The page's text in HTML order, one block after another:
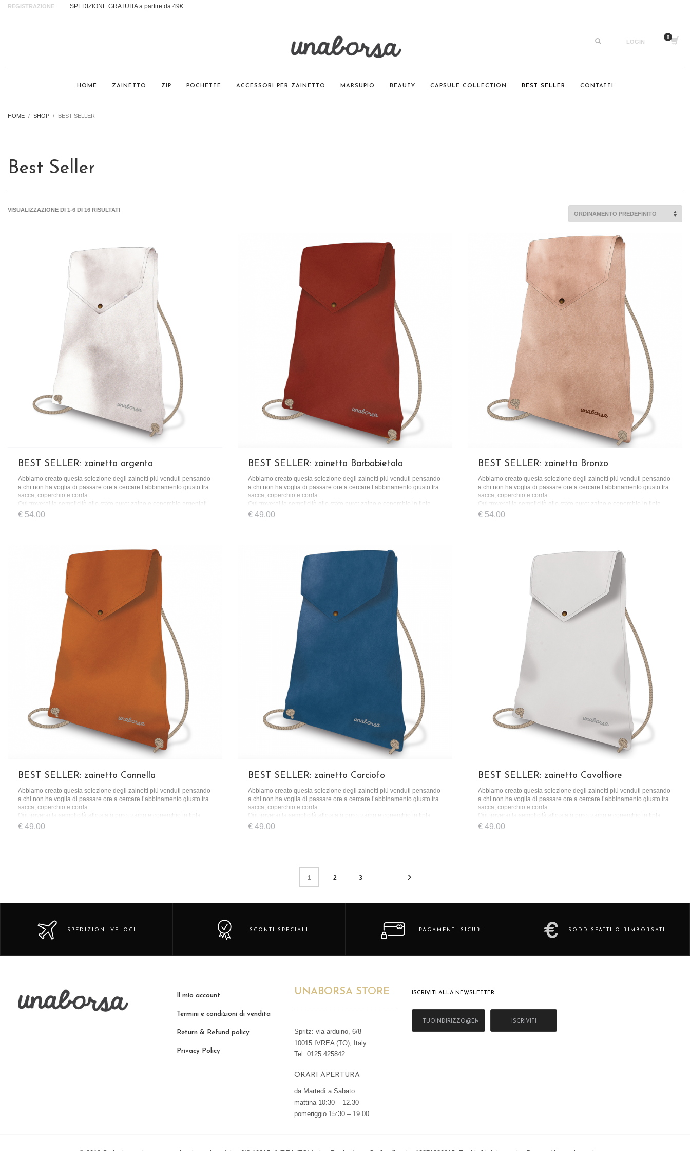
REGISTRAZIONE SPEDIZIONE GRATUITA a partire da 49€
LOGIN
HOME ZAINETTO ZIP POCHETTE ACCESSORI PER ZAINETTO MARSUPIO BEAUTY CAPSULE COLLECTION BEST SELLER CONTATTI
HOME SHOP BEST SELLER
Best Seller
VISUALIZZAZIONE DI 1-6 DI 16 RISULTATI
BEST SELLER: zainetto argento
Abbiamo creato questa selezione degli zainetti più venduti pensando
a chi non ha voglia di passare ore a cercare l’abbinamento giusto tra
sacca, coperchio e corda.
Qui troverai la semplicità allo stato puro: zaino e coperchio argentati
e una corda dal colore standard.
Uno zainetto pensato per chi ha le idee chiare, sin dal momento in cui
€ 54,00
BEST SELLER: zainetto Barbabietola
Abbiamo creato questa selezione degli zainetti più venduti pensando
a chi non ha voglia di passare ore a cercare l’abbinamento giusto tra
sacca, coperchio e corda.
Qui troverai la semplicità allo stato puro: zaino e coperchio in tinta
unita e una corda dal colore basic.
Uno zainetto pensato per chi ha le idee chiare, sin dal momento in cui
€49,00
BEST SELLER: zainetto Bronzo
Abbiamo creato questa selezione degli zainetti più venduti pensando
a chi non ha voglia di passare ore a cercare l’abbinamento giusto tra
sacca, coperchio e corda.
Qui troverai la semplicità allo stato puro: zaino e coperchio in tinta
unita e una corda dal colore basic.
Uno zainetto pensato per chi ha le idee chiare, sin dal momento in cui
€54,00
BEST SELLER: zainetto Cannella
Abbiamo creato questa selezione degli zainetti più venduti pensando
a chi non ha voglia di passare ore a cercare l’abbinamento giusto tra
sacca, coperchio e corda.
Qui troverai la semplicità allo stato puro: zaino e coperchio in tinta
unita e una corda dal colore basic.
Uno zainetto pensato per chi ha le idee chiare, sin dal momento in cui
€ 49,00
BEST SELLER: zainetto Carciofo
Abbiamo creato questa selezione degli zainetti più venduti pensando
a chi non ha voglia di passare ore a cercare l’abbinamento giusto tra
sacca, coperchio e corda.
Qui troverai la semplicità allo stato puro: zaino e coperchio in tinta
unita e una corda dal colore basic.
Uno zainetto pensato per chi ha le idee chiare, sin dal momento in cui
€49,00
BEST SELLER: zainetto Cavolfiore
Abbiamo creato questa selezione degli zainetti più venduti pensando
a chi non ha voglia di passare ore a cercare l’abbinamento giusto tra
sacca, coperchio e corda.
Qui troverai la semplicità allo stato puro: zaino e coperchio in tinta
unita e una corda dal colore basic.
Uno zainetto pensato per chi ha le idee chiare, sin dal momento in cui
€49,00
1 2 3
SPEDIZIONI VELOCI SCONTI SPECIALI PAGAMENTI SICURI SODDISFATTI O RIMBORSATI
Il mio account
Termini e condizioni di vendita
Return & Refund policy
Privacy Policy
UNABORSA STORE
Spritz: via arduino, 6/8
10015 IVREA (TO), Italy
Tel. 0125 425842
ORARI APERTURA
da Martedì a Sabato:
mattina 10:30 – 12.30
pomeriggio 15:30 – 19.00
ISCRIVITI ALLA NEWSLETTER
ISCRIVITI